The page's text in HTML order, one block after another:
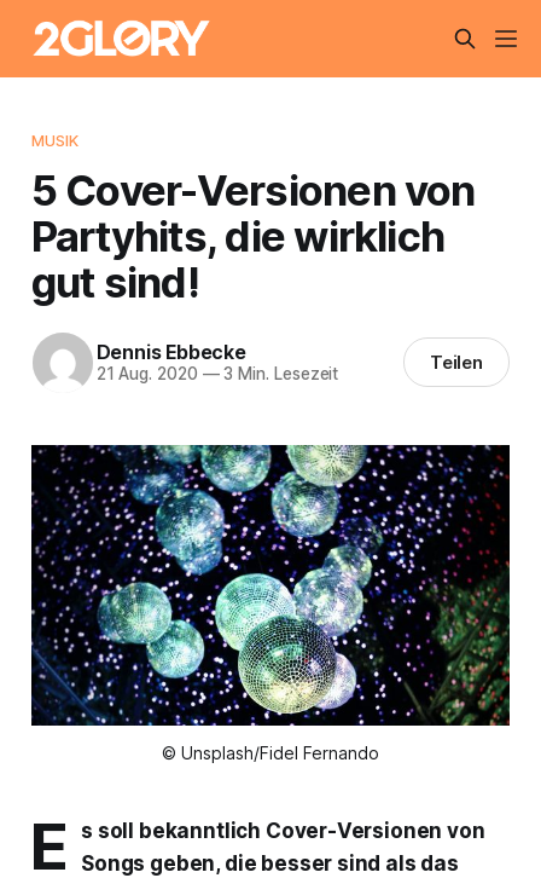
MUSIK
5 Cover-Versionen von
Partyhits, die wirklich
gut sind!
Dennis Ebbecke
21 Aug. 2020 —3 Min. Lesezeit Teilen
© Unsplash/Fidel Fernando
E
s soll bekanntlich Cover-Versionen von
Songs geben, die besser sind als das